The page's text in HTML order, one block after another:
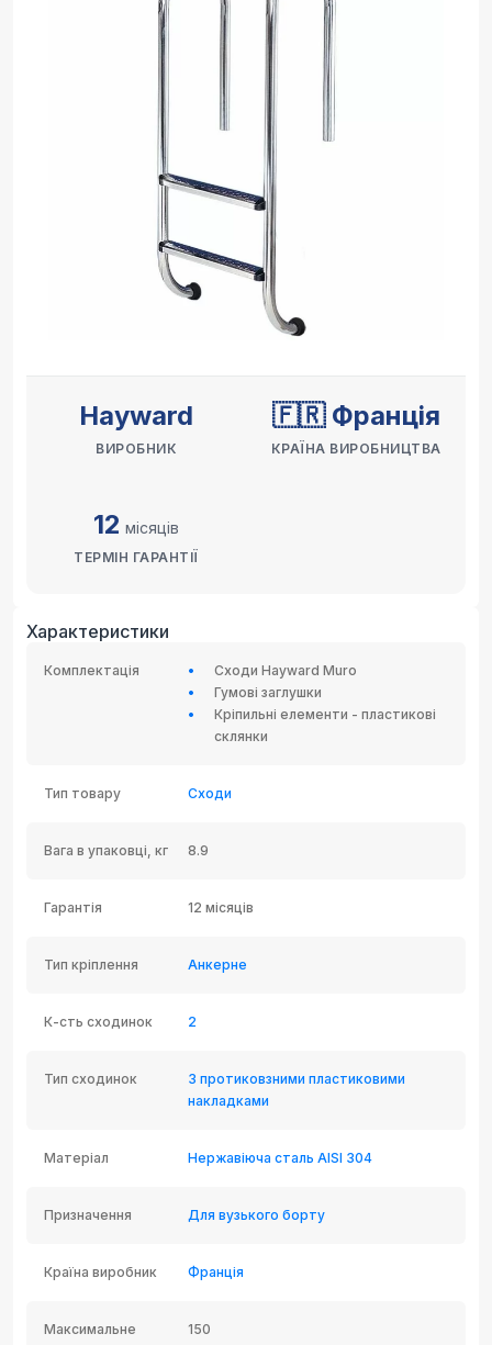
Hayward
ВИРОБНИК
🇫🇷 Франція
КРАЇНА ВИРОБНИЦТВА
12 місяців
ТЕРМІН ГАРАНТІЇ
Характеристики
Комплектація
Сходи Hayward Muro
Гумові заглушки
Кріпильні елементи - пластикові
склянки
Тип товару Сходи
Вага в упаковці, кг 8.9
Гарантія 12 місяців
Тип кріплення Анкерне
К-сть сходинок 2
Тип сходинок
З протиковзними пластиковими
накладками
Матеріал Нержавіюча сталь AISI 304
Призначення Для вузького борту
Країна виробник Франція
Максимальне
150